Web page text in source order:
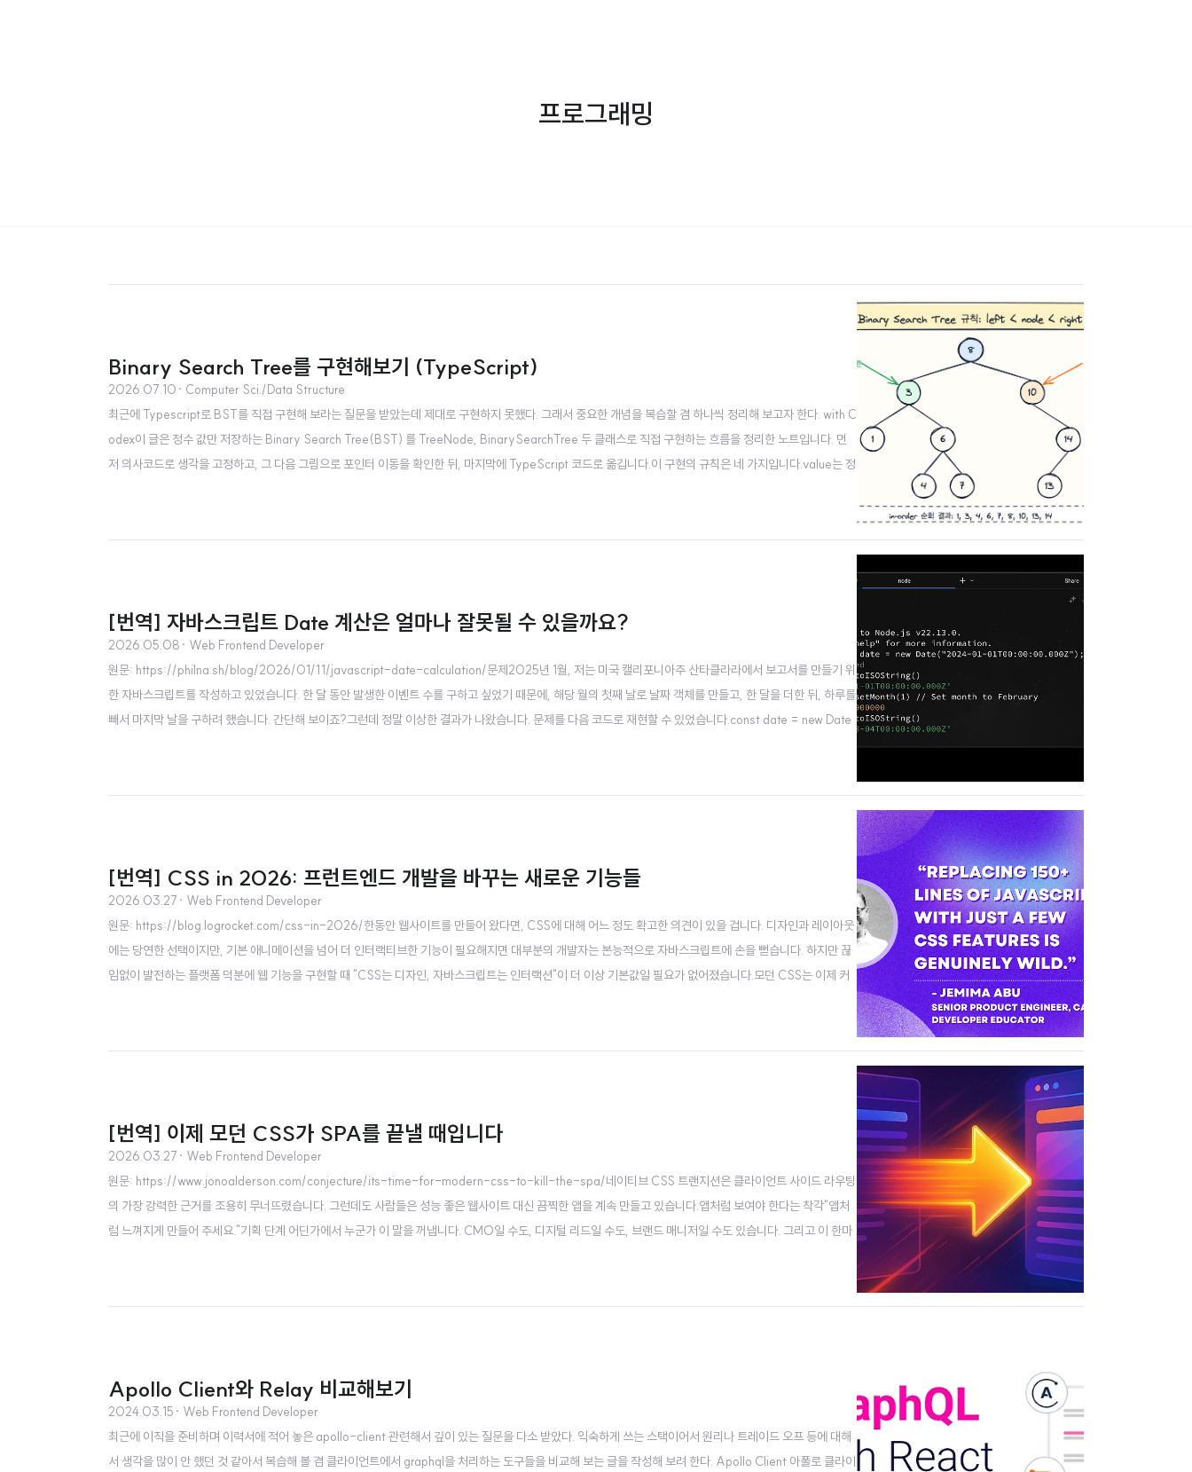
프로그래밍
Binary Search Tree를 구현해보기 (TypeScript)
2026.07.10 · Computer Sci./Data Structure
최근에 Typescript로 BST를 직접 구현해 보라는 질문을 받았는데 제대로 구현하지 못했다. 그래서 중요한 개념을 복습할 겸 하나씩 정리해 보고자 한다. with C
odex이 글은 정수 값만 저장하는 Binary Search Tree(BST) 를 TreeNode, BinarySearchTree 두 클래스로 직접 구현하는 흐름을 정리한 노트입니다. 먼
저 의사코드로 생각을 고정하고, 그 다음 그림으로 포인터 이동을 확인한 뒤, 마지막에 TypeScript 코드로 옮깁니다.이 구현의 규칙은 네 가지입니다.value는 정
[번역] 자바스크립트 Date 계산은 얼마나 잘못될 수 있을까요?
2026.05.08 · Web Frontend Developer
원문: https://philna.sh/blog/2026/01/11/javascript-date-calculation/문제2025년 1월, 저는 미국 캘리포니아주 산타클라라에서 보고서를 만들기 위
한 자바스크립트를 작성하고 있었습니다. 한 달 동안 발생한 이벤트 수를 구하고 싶었기 때문에, 해당 월의 첫째 날로 날짜 객체를 만들고, 한 달을 더한 뒤, 하루를
빼서 마지막 날을 구하려 했습니다. 간단해 보이죠?그런데 정말 이상한 결과가 나왔습니다. 문제를 다음 코드로 재현할 수 있었습니다.const date = new Date
[번역] CSS in 2026: 프런트엔드 개발을 바꾸는 새로운 기능들
2026.03.27 · Web Frontend Developer
원문: https://blog.logrocket.com/css-in-2026/한동안 웹사이트를 만들어 왔다면, CSS에 대해 어느 정도 확고한 의견이 있을 겁니다. 디자인과 레이아웃
에는 당연한 선택이지만, 기본 애니메이션을 넘어 더 인터랙티브한 기능이 필요해지면 대부분의 개발자는 본능적으로 자바스크립트에 손을 뻗습니다. 하지만 끊
임없이 발전하는 플랫폼 덕분에 웹 기능을 구현할 때 "CSS는 디자인, 자바스크립트는 인터랙션"이 더 이상 기본값일 필요가 없어졌습니다.모던 CSS는 이제 커
[번역] 이제 모던 CSS가 SPA를 끝낼 때입니다
2026.03.27 · Web Frontend Developer
원문: https://www.jonoalderson.com/conjecture/its-time-for-modern-css-to-kill-the-spa/네이티브 CSS 트랜지션은 클라이언트 사이드 라우팅
의 가장 강력한 근거를 조용히 무너뜨렸습니다. 그런데도 사람들은 성능 좋은 웹사이트 대신 끔찍한 앱을 계속 만들고 있습니다.앱처럼 보여야 한다는 착각"앱처
럼 느껴지게 만들어 주세요."기획 단계 어딘가에서 누군가 이 말을 꺼냅니다. CMO일 수도, 디지털 리드일 수도, 브랜드 매니저일 수도 있습니다. 그리고 이 한마
Apollo Client와 Relay 비교해보기
2024.03.15 · Web Frontend Developer
최근에 이직을 준비하며 이력서에 적어 놓은 apollo-client 관련해서 깊이 있는 질문을 다소 받았다. 익숙하게 쓰는 스택이어서 원리나 트레이드 오프 등에 대해
서 생각을 많이 안 했던 것 같아서 복습해 볼 겸 클라이언트에서 graphql을 처리하는 도구들을 비교해 보는 글을 작성해 보려 한다. Apollo Client 아폴로 클라이